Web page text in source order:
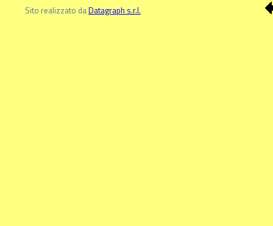
Sito realizzato daDatagraph s.r.l.